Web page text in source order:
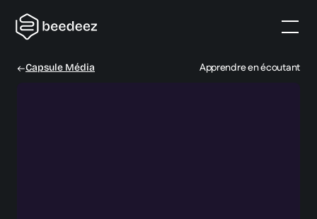
Capsule Média Apprendre en écoutant